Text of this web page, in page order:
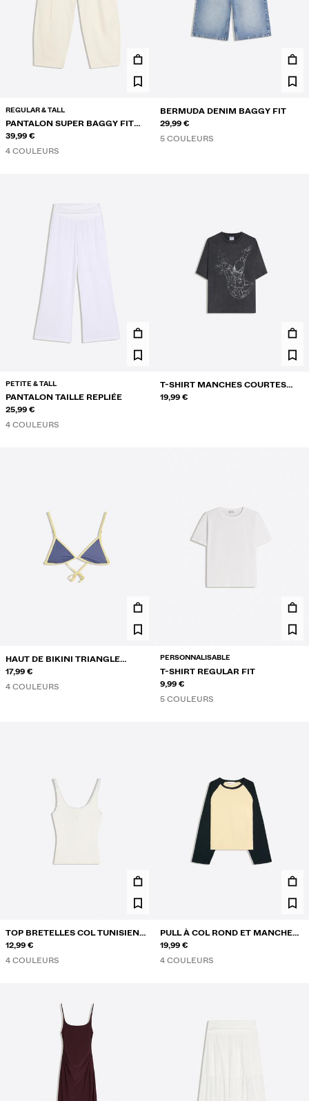
REGULAR & TALL
PANTALON SUPER BAGGY FIT
AVEC LIN
39,99 €
4 COULEURS
BERMUDA DENIM BAGGY FIT
29,99 €
5 COULEURS
PETITE & TALL
PANTALON TAILLE REPLIÉE
25,99 €
4 COULEURS
T-SHIRT MANCHES COURTES
SPIDER-MAN
19,99 €
HAUT DE BIKINI TRIANGLE
CONTRASTANT
17,99 €
4 COULEURS
PERSONNALISABLE
T-SHIRT REGULAR FIT
9,99 €
5 COULEURS
TOP BRETELLES COL TUNISIEN
DENTELLE
12,99 €
4 COULEURS
PULL À COL ROND ET MANCHES
RAGLAN
19,99 €
4 COULEURS